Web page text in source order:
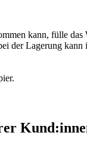
kann, fülle
der Lagerung